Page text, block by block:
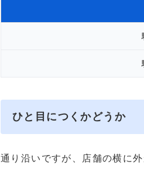
ひと目につくかどうか
通り沿いですが、店舗の横に